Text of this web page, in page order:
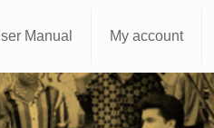
Manual My account